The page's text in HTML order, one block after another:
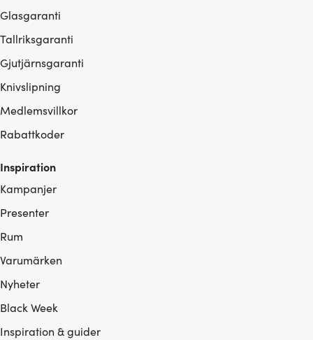
Glasgaranti
Tallriksgaranti
Gjutjärnsgaranti
Knivslipning
Medlemsvillkor
Rabattkoder
Inspiration
Kampanjer
Presenter
Rum
Varumärken
Nyheter
Black Week
Inspiration & guider